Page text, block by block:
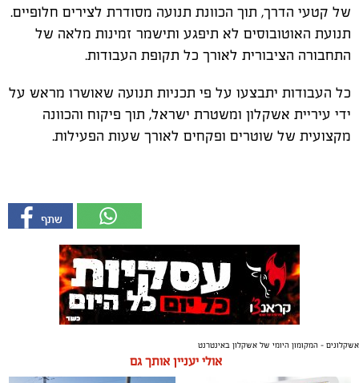
של קטעי הדרך, תוך הכוונת תנועה מסודרת לצירים חלופיים.
תנועת האוטובוסים לא תיפגע ותישמר זמינות מלאה של
התחבורה הציבורית לאורך כל תקופת העבודות.
כל העבודות יתבצעו על פי תכניות תנועה שאושרו מראש על
ידי עיריית אשקלון ומשטרת ישראל, תוך פיקוח והכוונה
מקצועית של שוטרים ופקחים לאורך שעות הפעילות.
אשקלונים - המקומון היומי של אשקלון באינטרנט
אולי יעניין אותך גם